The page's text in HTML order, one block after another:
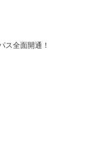
ス全面開通！